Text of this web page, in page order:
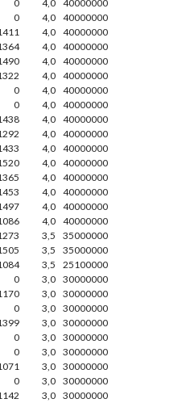
0 4,0 40000000
0 4,0 40000000
4,0 40000000
4,0 40000000
4,0 40000000
4,0 40000000
0 4,0 40000000
0 4,0 40000000
4,0 40000000
4,0 40000000
4,0 40000000
4,0 40000000
4,0 40000000
4,0 40000000
4,0 40000000
4,0 40000000
3,5
35000000
3,5
35000000
3,5
25100000
0 3,0 30000000
3,0 30000000
0 3,0 30000000
3,0 30000000
0 3,0 30000000
0 3,0 30000000
3,0 30000000
0 3,0 30000000
3,0 30000000